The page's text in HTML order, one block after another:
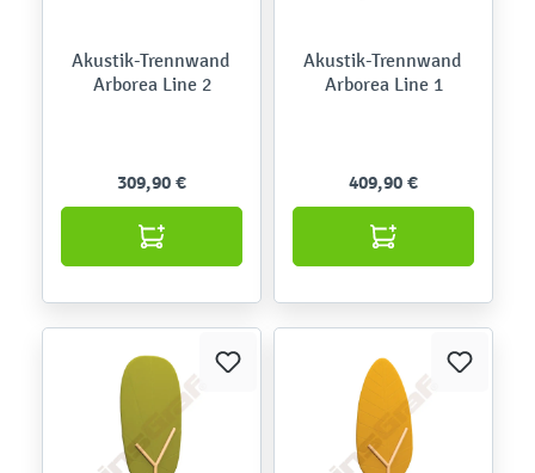
Akustik-Trennwand
Arborea Line 2
309,90 €
Akustik-Trennwand
Arborea Line 1
409,90 €